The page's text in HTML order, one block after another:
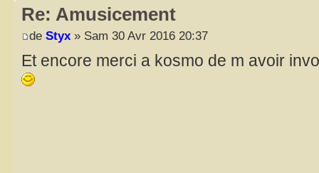
Re: Amusicement
de Styx » Sam 30 Avr 2016 20:37
Et encore merci a kosmo de m avoir